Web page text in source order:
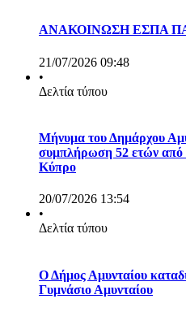
ΑΝΑΚΟΙΝΩΣΗ ΕΣΠΑ
21/07/2026 09:48
•
Δελτία τύπου
Μήνυμα του Δημάρχου
συμπλήρωση 52 ετών από
Κύπρο
20/07/2026 13:54
•
Δελτία τύπου
Ο Δήμος Αμυνταίου
Γυμνάσιο Αμυνταίου